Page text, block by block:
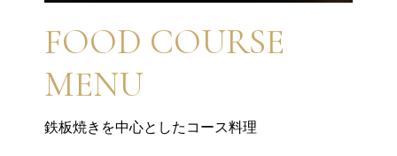
FOOD COURSE
MENU
鉄板焼きを中心としたコース料理